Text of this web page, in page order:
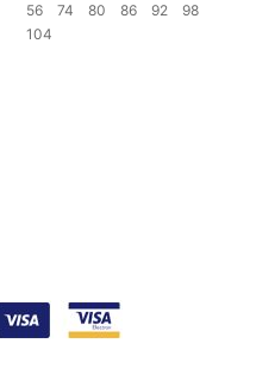
56 74 80 86 92
98
104